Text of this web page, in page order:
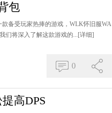
包
备受玩家热捧的游戏，WLK怀旧服WA
们将深入了解这款游戏的... [详细]
0
高DPS